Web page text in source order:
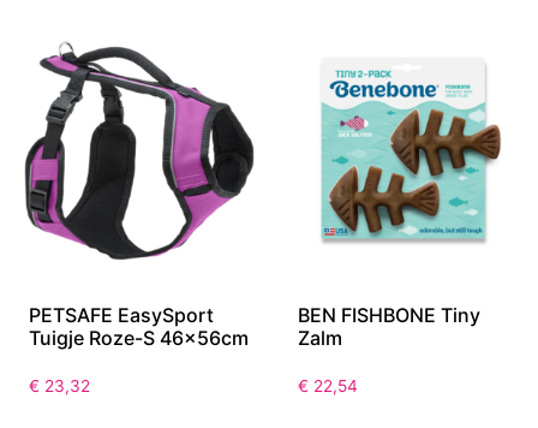
PETSAFE EasySport
Tuigje Roze-S 46x56cm
€ 23,32
BEN FISHBONE Tiny
Zalm
€ 22,54